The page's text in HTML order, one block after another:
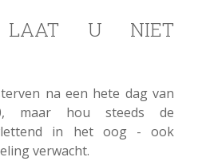
U NIET
na een hete dag van
maar hou steeds de
in het oog - ook
verwacht.